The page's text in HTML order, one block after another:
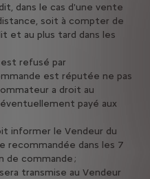
dans le cas d'une vente
soit à compter de
et au plus tard dans les
refusé par
est réputée ne pas
a droit au
payé aux
informer le Vendeur du
recommandée dans les 7
de commande ;
transmise au Vendeur